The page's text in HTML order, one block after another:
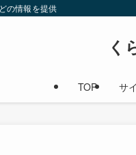
の情報を提供
く
TOP サ